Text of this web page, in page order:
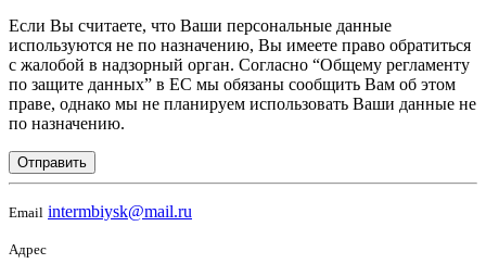
Если Вы считаете, что Ваши персональные данные
используются не по назначению, Вы имеете право обратиться
с жалобой в надзорный орган. Согласно “Общему регламенту
по защите данных” в ЕС мы обязаны сообщить Вам об этом
праве, однако мы не планируем использовать Ваши данные не
по назначению.
Отправить
Email intermbiysk@mail.ru
Адрес